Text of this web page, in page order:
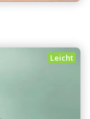
Leicht